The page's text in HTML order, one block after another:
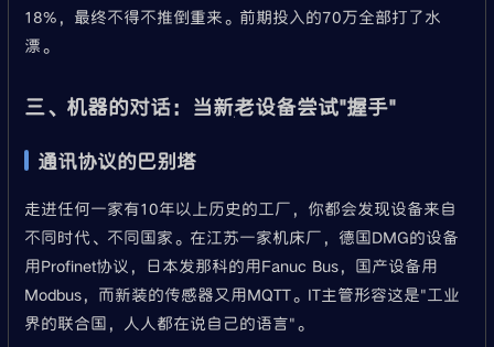
18%，最终不得不推倒重来。前期投入的70万全部打了水
漂。
三、机器的对话：当新老设备尝试"握手"
通讯协议的巴别塔
走进任何一家有10年以上历史的工厂，你都会发现设备来自
不同时代、不同国家。在江苏一家机床厂，德国DMG的设备
用Profinet协议，日本发那科的用Fanuc Bus，国产设备用
Modbus，而新装的传感器又用MQTT。IT主管形容这是"工业
界的联合国，人人都在说自己的语言"。